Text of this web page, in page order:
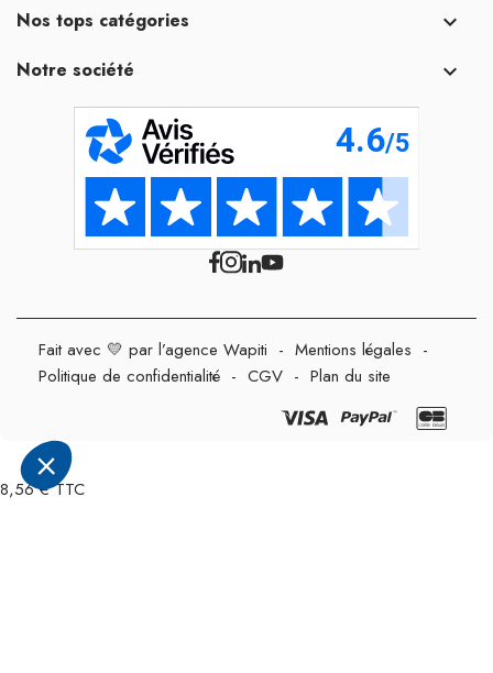
Nos tops catégories 
Notre société 
Fait avec 💛 par l’agence Wapiti - Mentions légales -
Politique de confidentialité - CGV - Plan du site
8,56 € TTC